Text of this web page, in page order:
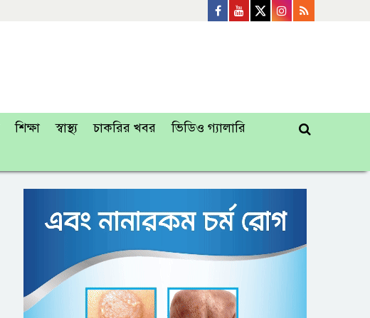
শিক্ষা স্বাস্থ্য চাকরির খবর
ভিডিও গ্যালারি